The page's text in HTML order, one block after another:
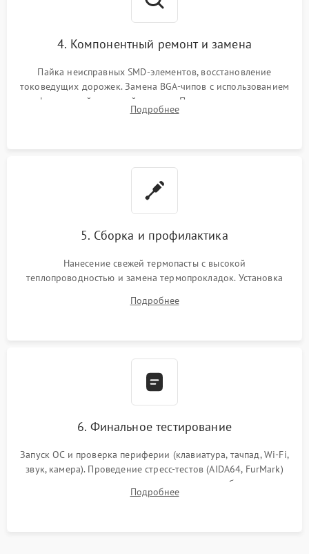
4. Компонентный ремонт и замена
Пайка неисправных SMD-элементов, восстановление
токоведущих дорожек. Замена BGA-чипов с использованием
инфракрасной паяльной станции. Прошивка микросхемы
BIOS или замена поврежденных портов USB
Подробнее
5. Сборка и профилактика
Нанесение свежей термопасты с высокой
теплопроводностью и замена термопрокладок. Установка
шлейфов, модулей памяти и накопителей. Предварительная
Подробнее
6. Финальное тестирование
Запуск ОС и проверка периферии (клавиатура, тачпад, Wi-Fi,
звук, камера). Проведение стресс-тестов (AIDA64, FurMark)
для контроля температурного режима и стабильности
системы под пиковой нагрузкой.
Подробнее